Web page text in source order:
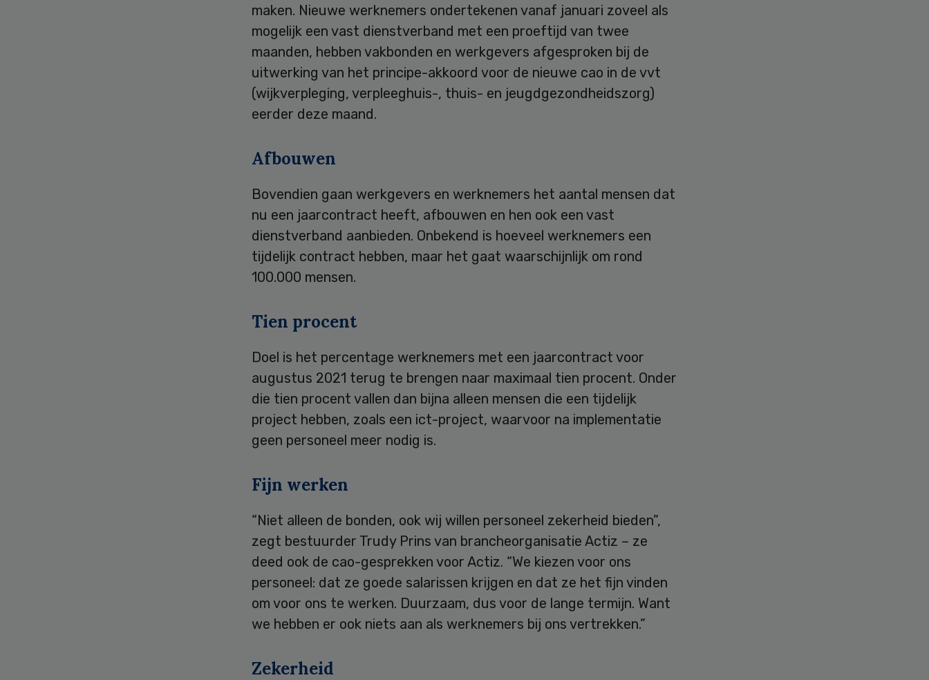
maken. Nieuwe werknemers ondertekenen vanaf januari zoveel als
mogelijk een vast dienstverband met een proeftijd van twee
maanden, hebben vakbonden en werkgevers afgesproken bij de
uitwerking van het principe-akkoord voor de nieuwe cao in de vvt
(wijkverpleging, verpleeghuis-, thuis- en jeugdgezondheidszorg)
eerder deze maand.
Afbouwen
Bovendien gaan werkgevers en werknemers het aantal mensen dat
nu een jaarcontract heeft, afbouwen en hen ook een vast
dienstverband aanbieden. Onbekend is hoeveel werknemers een
tijdelijk contract hebben, maar het gaat waarschijnlijk om rond
100.000 mensen.
Tien procent
Doel is het percentage werknemers met een jaarcontract voor
augustus 2021 terug te brengen naar maximaal tien procent. Onder
die tien procent vallen dan bijna alleen mensen die een tijdelijk
project hebben, zoals een ict-project, waarvoor na implementatie
geen personeel meer nodig is.
Fijn werken
“Niet alleen de bonden, ook wij willen personeel zekerheid bieden”,
zegt bestuurder Trudy Prins van brancheorganisatie Actiz – ze
deed ook de cao-gesprekken voor Actiz. “We kiezen voor ons
personeel: dat ze goede salarissen krijgen en dat ze het fijn vinden
om voor ons te werken. Duurzaam, dus voor de lange termijn. Want
we hebben er ook niets aan als werknemers bij ons vertrekken.”
Zekerheid